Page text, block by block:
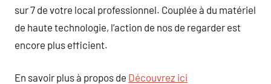
sur 7 de votre local professionnel. Couplée à du matériel
de haute technologie, l’action de nos de regarder est
encore plus efficient.
En savoir plus à propos de Découvrez ici